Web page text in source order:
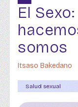
El
somos
Itsaso Bakedano
Salud sexual